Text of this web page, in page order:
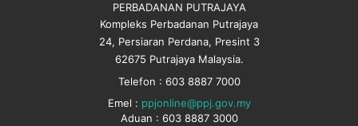
PERBADANAN PUTRAJAYA
Kompleks Perbadanan Putrajaya
24, Persiaran Perdana, Presint 3
62675 Putrajaya Malaysia.
Telefon : 603 8887 7000
Emel : ppjonline@ppj.gov.my
Aduan : 603 8887 3000